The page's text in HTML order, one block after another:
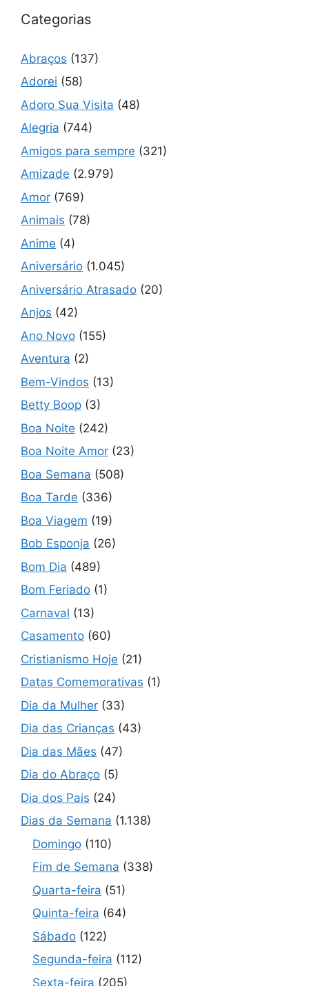
Categorias
Abraços (137)
Adorei (58)
Adoro Sua Visita (48)
Alegria (744)
Amigos para sempre (321)
Amizade (2.979)
Amor (769)
Animais (78)
Anime (4)
Aniversário (1.045)
Aniversário Atrasado (20)
Anjos (42)
Ano Novo (155)
Aventura (2)
Bem-Vindos (13)
Betty Boop (3)
Boa Noite (242)
Boa Noite Amor (23)
Boa Semana (508)
Boa Tarde (336)
Boa Viagem (19)
Bob Esponja (26)
Bom Dia (489)
Bom Feriado (1)
Carnaval (13)
Casamento (60)
Cristianismo Hoje (21)
Datas Comemorativas (1)
Dia da Mulher (33)
Dia das Crianças (43)
Dia das Mães (47)
Dia do Abraço (5)
Dia dos Pais (24)
Dias da Semana (1.138)
Domingo (110)
Fim de Semana (338)
Quarta-feira (51)
Quinta-feira (64)
Sábado (122)
Segunda-feira (112)
Sexta-feira (205)